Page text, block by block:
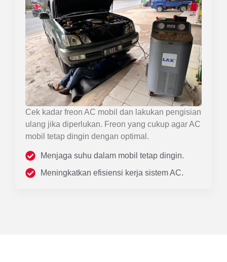
Cek kadar freon AC mobil dan lakukan pengisian
ulang jika diperlukan. Freon yang cukup agar AC
mobil tetap dingin dengan optimal.
Menjaga suhu dalam mobil tetap dingin.
Meningkatkan efisiensi kerja sistem AC.